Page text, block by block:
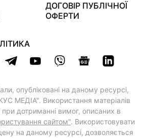
ДОГОВІР ПУБЛІЧНОЇ
ОФЕРТИ
опубліковані на даному ресурсі,
МЕДІА". Використання матеріалів
дотриманні вимог, описаних в
сайтом". Використовувати
на даному ресурсі, дозволяється